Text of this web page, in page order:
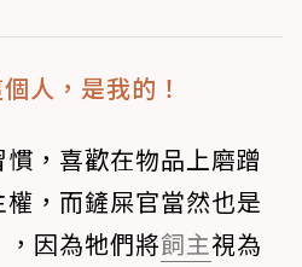
人，是我的！
，喜歡在物品上磨蹭
，而鏟屎官當然也是
因為牠們將飼主視為